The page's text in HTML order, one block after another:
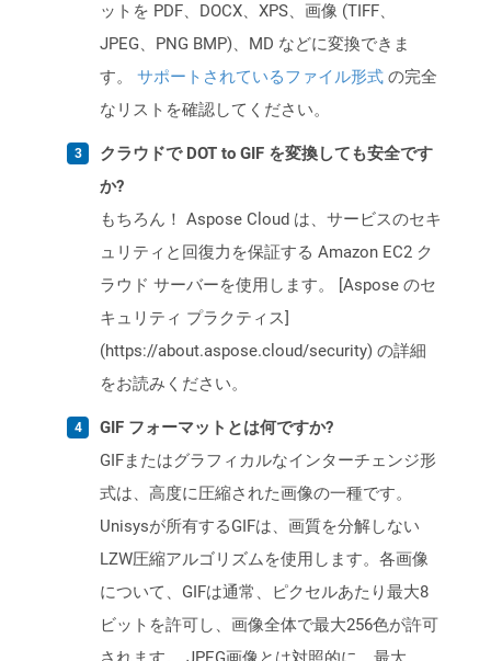
ットを PDF、DOCX、XPS、画像 (TIFF、
JPEG、PNG BMP)、MD などに変換できま
す。 サポートされているファイル形式 の完全
なリストを確認してください。
クラウドで DOT to GIF を変換しても安全です
か?
もちろん！ Aspose Cloud は、サービスのセキ
ュリティと回復力を保証する Amazon EC2 ク
ラウド サーバーを使用します。 [Aspose のセ
キュリティ プラクティス]
(https://about.aspose.cloud/security) の詳細
をお読みください。
GIF フォーマットとは何ですか?
GIFまたはグラフィカルなインターチェンジ形
式は、高度に圧縮された画像の一種です。
Unisysが所有するGIFは、画質を分解しない
LZW圧縮アルゴリズムを使用します。各画像
について、GIFは通常、ピクセルあたり最大8
ビットを許可し、画像全体で最大256色が許可